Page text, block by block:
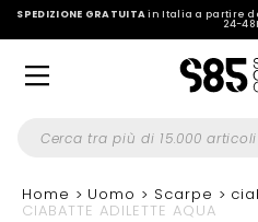
SPEDIZIONE GRATUITAin Italia a partire
24-
Home Uomo Scarpe
CIABATTE ADILETTE AQUA